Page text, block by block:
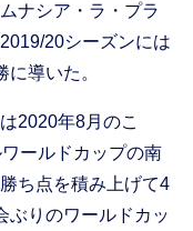
ナシア・ラ・プラ
20シーズンには
導いた。
2020年8月のこ
ールドカップの南
ち点を積み上げて4
ぶりのワールドカッ